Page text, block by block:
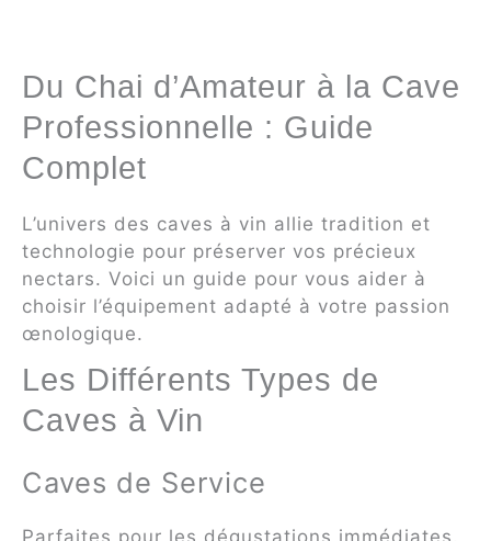
Du Chai d’Amateur à la Cave
Professionnelle : Guide
Complet
L’univers des caves à vin allie tradition et
technologie pour préserver vos précieux
nectars. Voici un guide pour vous aider à
choisir l’équipement adapté à votre passion
œnologique.
Les Différents Types de
Caves à Vin
Caves de Service